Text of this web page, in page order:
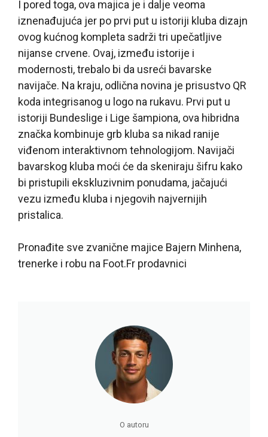
I pored toga, ova majica je i dalje veoma
iznenađujuća jer po prvi put u istoriji kluba dizajn
ovog kućnog kompleta sadrži tri upečatljive
nijanse crvene. Ovaj, između istorije i
modernosti, trebalo bi da usreći bavarske
navijače. Na kraju, odlična novina je prisustvo QR
koda integrisanog u logo na rukavu. Prvi put u
istoriji Bundeslige i Lige šampiona, ova hibridna
značka kombinuje grb kluba sa nikad ranije
viđenom interaktivnom tehnologijom. Navijači
bavarskog kluba moći će da skeniraju šifru kako
bi pristupili ekskluzivnim ponudama, jačajući
vezu između kluba i njegovih najvernijih
pristalica.
Pronađite sve zvanične majice Bajern Minhena,
trenerke i robu na Foot.Fr prodavnici
O autoru